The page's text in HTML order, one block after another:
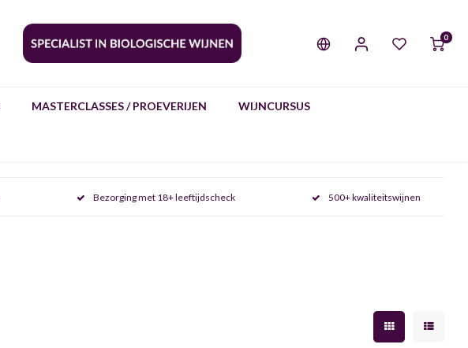
0
MASTERCLASSES / PROEVERIJEN WIJNCURSUS
Bezorging met 18+ leeftijdscheck 500+ kwaliteitswijnen